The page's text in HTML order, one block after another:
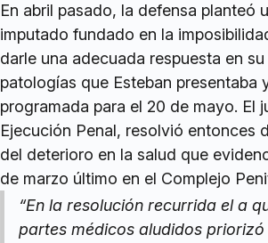
En abril pasado, la defensa planteó
imputado fundado en la
darle una adecuada respuesta en
patologías que Esteban presentaba
programada para el 20 de mayo. El
Ejecución Penal, resolvió entonces
del deterioro en la salud que
de marzo último en el Complejo
“En la resolución recurrida el a
partes médicos aludidos